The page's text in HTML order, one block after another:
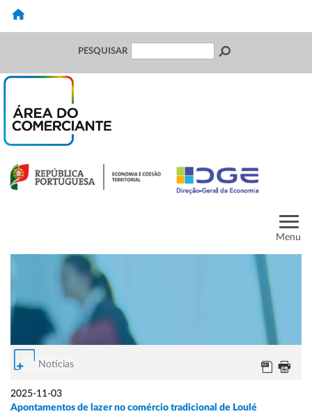
PESQUISAR
Menu
Notícias
2025-11-03
Apontamentos de lazer no comércio tradicional de Loulé